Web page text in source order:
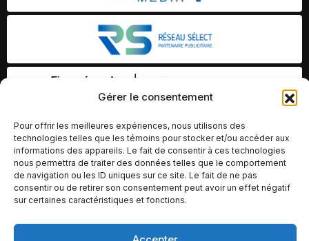
Gérer le consentement
Pour offrir les meilleures expériences, nous utilisons des
technologies telles que les témoins pour stocker et/ou accéder aux
informations des appareils. Le fait de consentir à ces technologies
nous permettra de traiter des données telles que le comportement
de navigation ou les ID uniques sur ce site. Le fait de ne pas
consentir ou de retirer son consentement peut avoir un effet négatif
sur certaines caractéristiques et fonctions.